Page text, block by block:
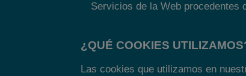
Servicios de la Web procedentes
¿QUÉ COOKIES
Las cookies que utilizamos en